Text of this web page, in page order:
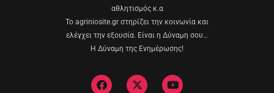
αθλητισμός κ.α
Το agriniosite.gr στηρίζει την κοινωνία και
ελέγχει την εξουσία. Είναι η Δύναμη σου…
Η Δύναμη της Ενημέρωσης!